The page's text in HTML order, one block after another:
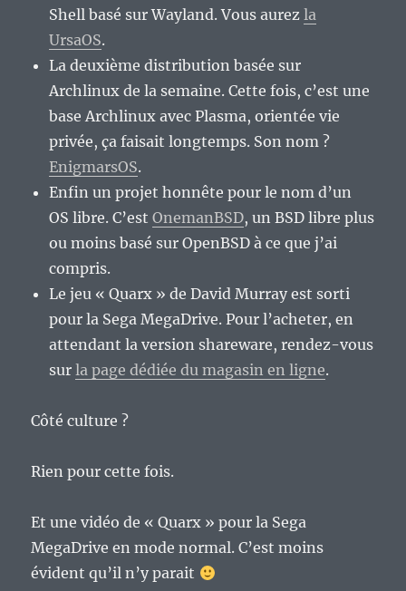
Shell basé sur Wayland. Vous aurezla
UrsaOS.
La deuxième distribution basée sur
Archlinux de la semaine. Cette fois, c’est une
base Archlinux avec Plasma, orientée vie
privée, ça faisait longtemps. Son nom ?
EnigmarsOS.
Enfin un projet honnête pour le nom d’un
OS libre. C’estOnemanBSD, un BSD libre plus
ou moins basé sur OpenBSD à ce que j’ai
compris.
Le jeu « Quarx » de David Murray est sorti
pour la Sega MegaDrive. Pour l’acheter, en
attendant la version shareware, rendez-vous
surla page dédiée du magasin en ligne.
Côté culture ?
Rien pour cette fois.
Et une vidéo de « Quarx » pour la Sega
MegaDrive en mode normal. C’est moins
évident qu’il n’y parait